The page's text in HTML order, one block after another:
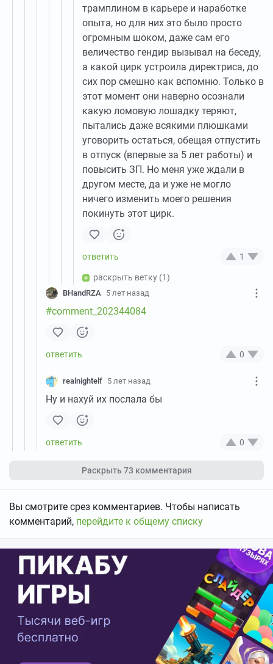
трамплином в карьере и наработке
опыта, но для них это было просто
огромным шоком, даже сам его
величество гендир вызывал на беседу,
а какой цирк устроила директриса, до
сих пор смешно как вспомню. Только в
этот момент они наверно осознали
какую ломовую лошадку теряют,
пытались даже всякими плюшками
уговорить остаться, обещая отпустить
в отпуск (впервые за 5 лет работы) и
повысить ЗП. Но меня уже ждали в
другом месте, да и уже не могло
ничего изменить моего решения
покинуть этот цирк.
1
раскрыть ветку (1)
BHandRZA 5 лет назад
#comment_202344084
0
realnightelf 5 лет назад
Ну и нахуй их послала бы
0
Раскрыть73 комментария
Вы смотрите срез комментариев. Чтобы написать
комментарий, перейдите к общему списку